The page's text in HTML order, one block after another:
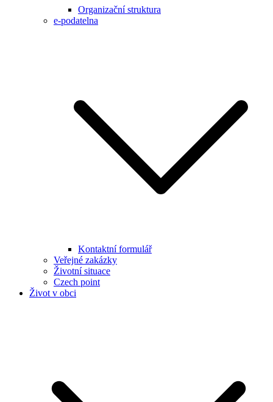
Organizační struktura
e-podatelna
Kontaktní formulář
Veřejné zakázky
Životní situace
Czech point
Život v obci